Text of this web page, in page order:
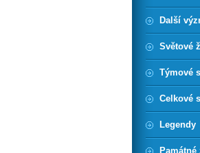
Další
Světové
Týmové
Celkové
Legendy
Památné